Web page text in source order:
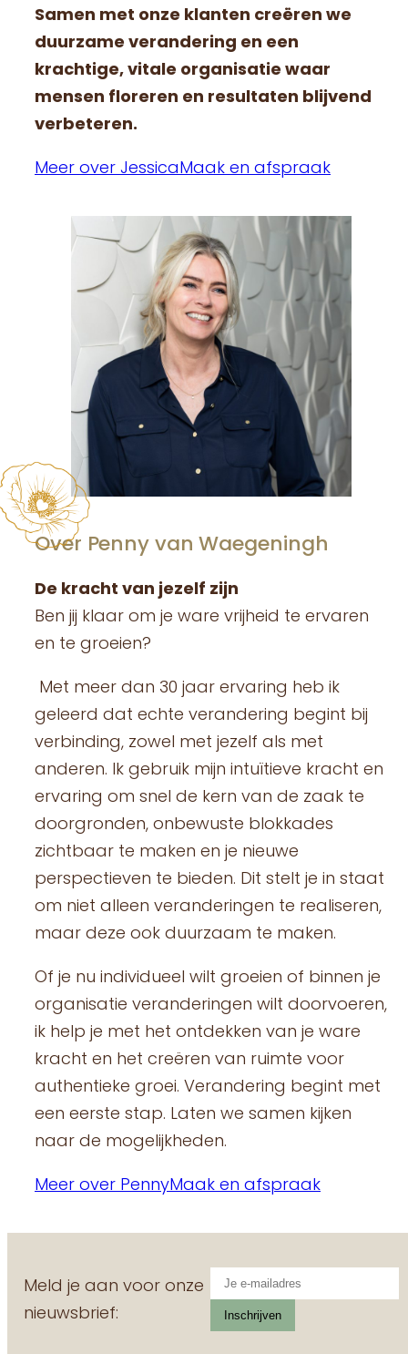
Samen met onze klanten creëren we
duurzame verandering en een
krachtige, vitale organisatie waar
mensen floreren en resultaten blijvend
verbeteren.
Meer over JessicaMaak en afspraak
Over Penny van Waegeningh
De kracht van jezelf zijn
Ben jij klaar om je ware vrijheid te ervaren
en te groeien?
Met meer dan 30 jaar ervaring heb ik
geleerd dat echte verandering begint bij
verbinding, zowel met jezelf als met
anderen. Ik gebruik mijn intuïtieve kracht en
ervaring om snel de kern van de zaak te
doorgronden, onbewuste blokkades
zichtbaar te maken en je nieuwe
perspectieven te bieden. Dit stelt je in staat
om niet alleen veranderingen te realiseren,
maar deze ook duurzaam te maken.
Of je nu individueel wilt groeien of binnen je
organisatie veranderingen wilt doorvoeren,
ik help je met het ontdekken van je ware
kracht en het creëren van ruimte voor
authentieke groei. Verandering begint met
een eerste stap. Laten we samen kijken
naar de mogelijkheden.
Meer over PennyMaak en afspraak
Meld je aan voor onze
nieuwsbrief: